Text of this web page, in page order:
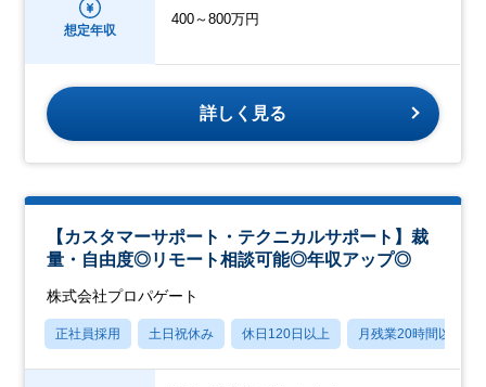
想定年収
400～800万円
詳しく見る
【カスタマーサポート・テクニカルサポート】裁
量・自由度◎リモート相談可能◎年収アップ◎
株式会社プロパゲート
正社員採用 土日祝休み 休日120日以上 月残業20時間以内